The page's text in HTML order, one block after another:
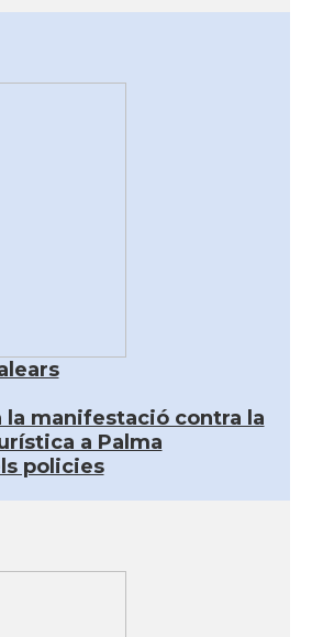
la manifestació contra la
a Palma
policies